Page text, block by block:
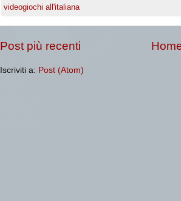
videogiochi all'italiana
Post più recenti
Iscriviti a: Post (Atom)